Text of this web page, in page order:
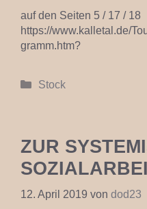
auf den Seiten 5 / 17 / 18
https://www.kalletal.de/
gramm.htm?
Kategorien
Stock
ZUR
12. April 2019 von dod23